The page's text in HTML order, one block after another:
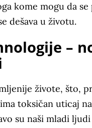
kome mogu da se
dešava u životu.
–
živote, što,
toksičan uticaj
su naši mladi ljudi